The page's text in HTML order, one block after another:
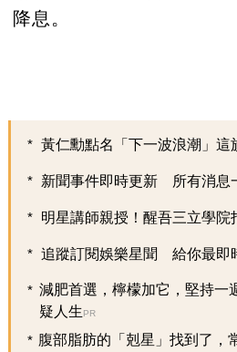
降息。
黃仁勳點名「下一波浪潮」這
新聞事件即時更新 所有消息
明星講師親授！醒吾三立學院
追蹤訂閱娛樂星聞 給你最即
減肥首選，檸檬加它，堅持一
疑人生PR
腹部脂肪的「剋星」找到了，